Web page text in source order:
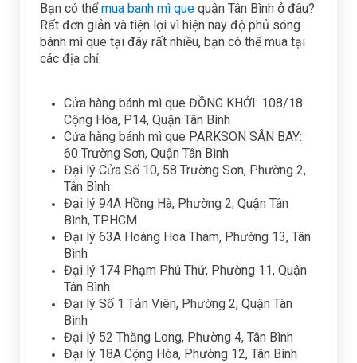
Bạn có thểmua banh mì que quận Tân Bình ở đâu?
Rất đơn giản và tiện lợi vì hiện nay độ phủ sóng
bánh mì que tại đây rất nhiều, bạn có thể mua tại
các địa chỉ:
Cửa hàng bánh mì que ĐỒNG KHỞI: 108/18
Cộng Hòa, P14, Quận Tân Bình
Cửa hàng bánh mì que PARKSON SÂN BAY:
60 Trường Sơn, Quận Tân Bình
Đại lý Cửa Số 10, 58 Trường Sơn, Phường 2,
Tân Bình
Đại lý 94A Hồng Hà, Phường 2, Quận Tân
Bình, TP.HCM
Đại lý 63A Hoàng Hoa Thám, Phường 13, Tân
Bình
Đại lý 174 Phạm Phú Thứ, Phường 11, Quận
Tân Bình
Đại lý Số 1 Tản Viên, Phường 2, Quận Tân
Bình
Đại lý 52 Thăng Long, Phường 4, Tân Bình
Đại lý 18A Cộng Hòa, Phường 12, Tân Bình